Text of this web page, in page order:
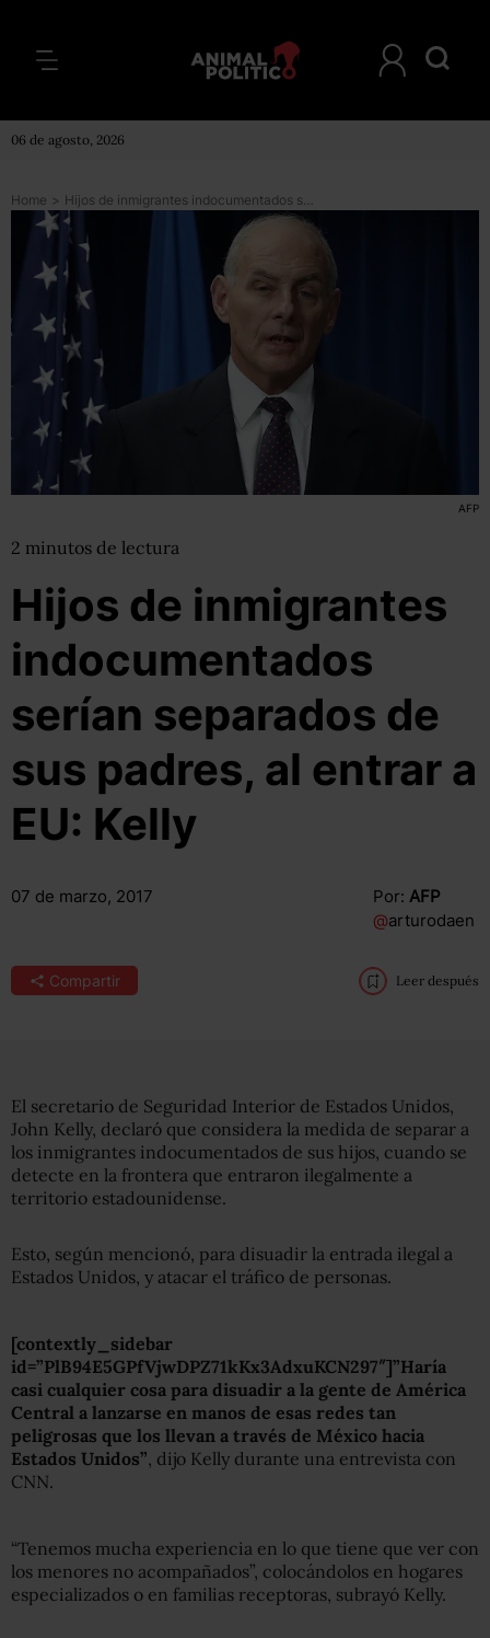
06 de agosto, 2026
Home > Hijos de inmigrantes indocumentados serían separados de sus padres, al entrar a EU: Kelly
AFP
2 minutos de lectura
Hijos de inmigrantes
indocumentados
serían separados de
sus padres, al entrar a
EU: Kelly
07 de marzo, 2017 Por: AFP
@arturodaen
Compartir Leer después
El secretario de Seguridad Interior de Estados Unidos,
John Kelly, declaró que considera la medida de separar a
los inmigrantes indocumentados de sus hijos, cuando se
detecte en la frontera que entraron ilegalmente a
territorio estadounidense.
Esto, según mencionó, para disuadir la entrada ilegal a
Estados Unidos, y atacar el tráfico de personas.
[contextly_sidebar
id=”PlB94E5GPfVjwDPZ71kKx3AdxuKCN297″]”Haría
casi cualquier cosa para disuadir a la gente de América
Central a lanzarse en manos de esas redes tan
peligrosas que los llevan a través de México hacia
Estados Unidos”, dijo Kelly durante una entrevista con
CNN.
“Tenemos mucha experiencia en lo que tiene que ver con
los menores no acompañados”, colocándolos en hogares
especializados o en familias receptoras, subrayó Kelly.